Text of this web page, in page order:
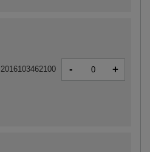
2016103462100 - +